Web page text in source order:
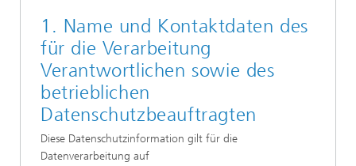
1. Name und Kontaktdaten des
für die Verarbeitung
Verantwortlichen sowie des
betrieblichen
Datenschutzbeauftragten
Diese Datenschutzinformation gilt für die
Datenverarbeitung auf